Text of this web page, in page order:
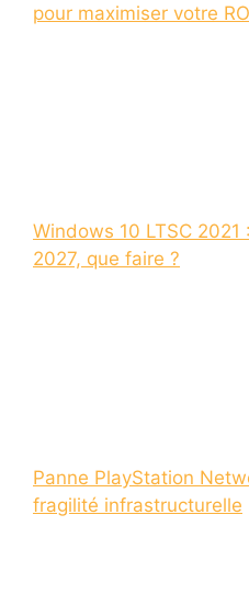
pour maximiser votre
Windows 10 LTSC
2027, que faire ?
Panne PlayStation
fragilité infrastructurelle